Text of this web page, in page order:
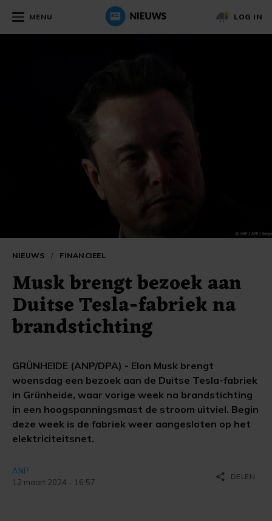
MENU LOG IN
NIEUWS / FINANCIEEL
Musk brengt bezoek aan
Duitse Tesla-fabriek na
brandstichting
GRÜNHEIDE (ANP/DPA) - Elon Musk brengt
woensdag een bezoek aan de Duitse Tesla-fabriek
in Grünheide, waar vorige week na brandstichting
in een hoogspanningsmast de stroom uitviel. Begin
deze week is de fabriek weer aangesloten op het
elektriciteitsnet.
ANP
12 maart 2024 - 16:57
share DELEN